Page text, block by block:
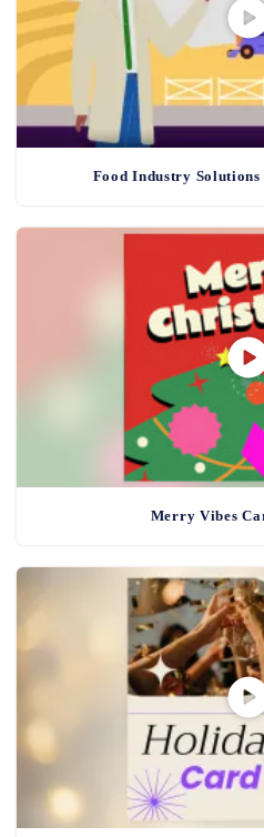
Food Industry
Merry Vibes